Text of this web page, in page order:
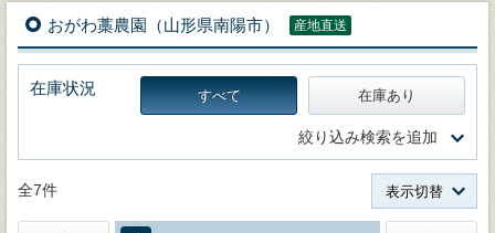
おがわ藁農園（山形県南陽市） 産地直送
在庫状況 すべて 在庫あり
絞り込み検索を追加
全7件 表示切替